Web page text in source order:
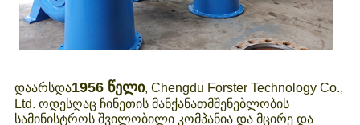
დაარსდა1956 წელი, Chengdu Forster Technology Co.,
Ltd. ოდესღაც ჩინეთის მანქანათმშენებლობის
სამინისტროს შვილობილი კომპანია და მცირე და